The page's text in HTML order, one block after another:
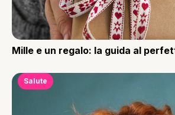
Mille e un regalo: la guida al
Salute